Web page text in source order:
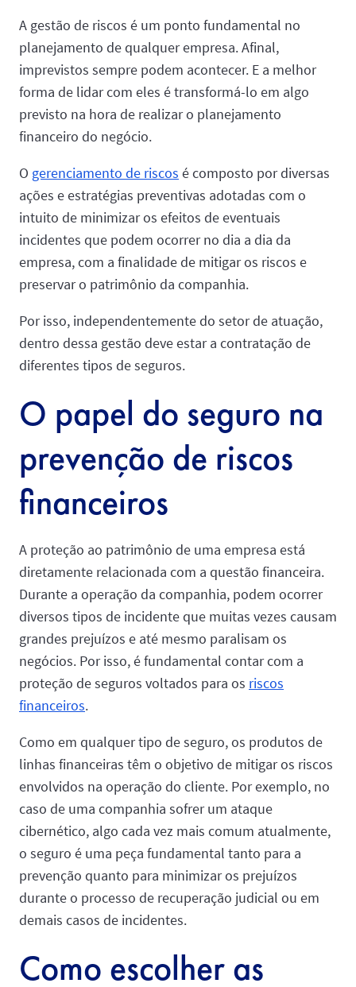
A gestão de riscos é um ponto fundamental no
planejamento de qualquer empresa. Afinal,
imprevistos sempre podem acontecer. E a melhor
forma de lidar com eles é transformá-lo em algo
previsto na hora de realizar o planejamento
financeiro do negócio.
O gerenciamento de riscos é composto por diversas
ações e estratégias preventivas adotadas com o
intuito de minimizar os efeitos de eventuais
incidentes que podem ocorrer no dia a dia da
empresa, com a finalidade de mitigar os riscos e
preservar o patrimônio da companhia.
Por isso, independentemente do setor de atuação,
dentro dessa gestão deve estar a contratação de
diferentes tipos de seguros.
O papel do seguro na
prevenção de riscos
financeiros
A proteção ao patrimônio de uma empresa está
diretamente relacionada com a questão financeira.
Durante a operação da companhia, podem ocorrer
diversos tipos de incidente que muitas vezes causam
grandes prejuízos e até mesmo paralisam os
negócios. Por isso, é fundamental contar com a
proteção de seguros voltados para os riscos
financeiros.
Como em qualquer tipo de seguro, os produtos de
linhas financeiras têm o objetivo de mitigar os riscos
envolvidos na operação do cliente. Por exemplo, no
caso de uma companhia sofrer um ataque
cibernético, algo cada vez mais comum atualmente,
o seguro é uma peça fundamental tanto para a
prevenção quanto para minimizar os prejuízos
durante o processo de recuperação judicial ou em
demais casos de incidentes.
Como escolher as